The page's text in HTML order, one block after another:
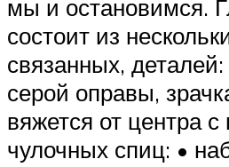
мы и остановимся.
состоит из
связанных, деталей:
серой оправы,
вяжется от центра
чулочных спиц: •